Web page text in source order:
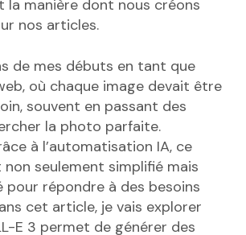
la manière dont nous créons
nos articles.
de mes débuts en tant que
où chaque image devait être
souvent en passant des
la photo parfaite.
à l’automatisation IA, ce
seulement simplifié mais
pour répondre à des besoins
cet article, je vais explorer
E 3 permet de générer des